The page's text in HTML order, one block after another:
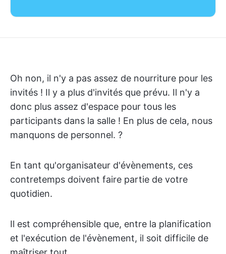
Oh non, il n'y a pas assez de nourriture pour les
invités ! Il y a plus d'invités que prévu. Il n'y a
donc plus assez d'espace pour tous les
participants dans la salle ! En plus de cela, nous
manquons de personnel. ?
En tant qu'organisateur d'évènements, ces
contretemps doivent faire partie de votre
quotidien.
Il est compréhensible que, entre la planification
et l'exécution de l'évènement, il soit difficile de